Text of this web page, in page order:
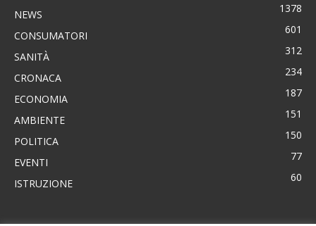
NEWS 1378
CONSUMATORI 601
SANITÀ 312
CRONACA 234
ECONOMIA 187
AMBIENTE 151
POLITICA 150
EVENTI 77
ISTRUZIONE 60